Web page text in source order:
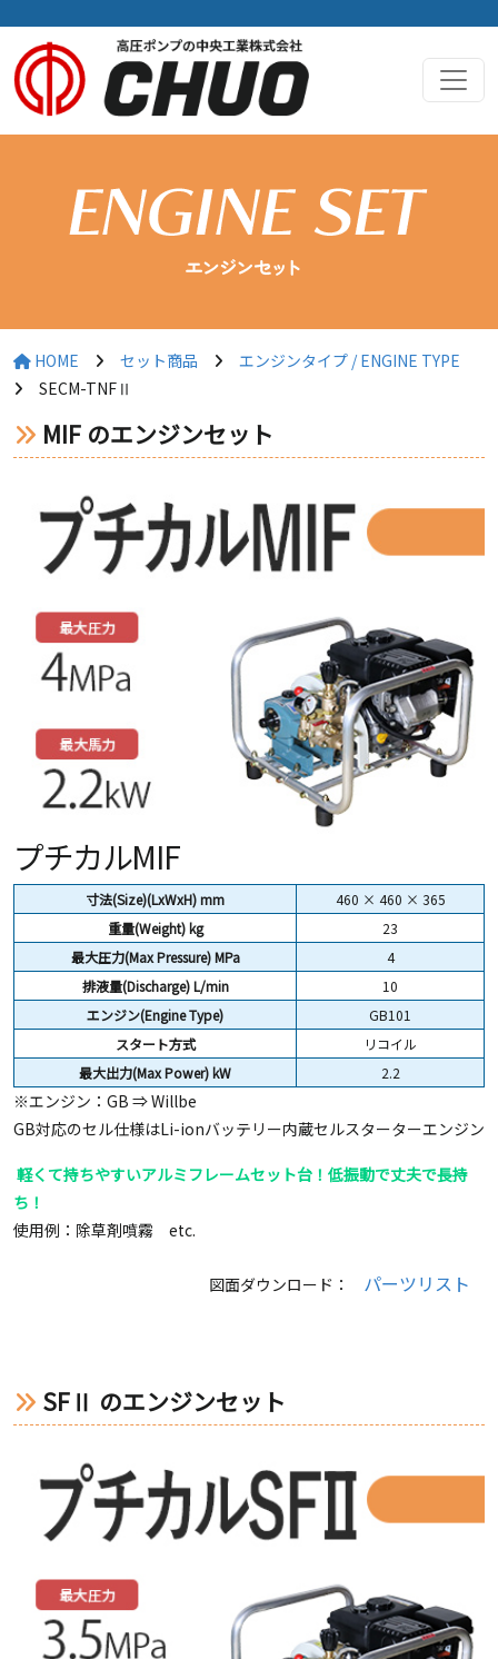
HOME セット商品
エンジンタイプ / ENGINE TYPE
SECM-TNFⅡ
MIF のエンジンセット
プチカルMIF
寸法(Size)(LxWxH) mm
460 × 460 × 365
重量(Weight)kg
23
最大圧力(Max Pressure) MPa
4
排液量(Discharge) L/min
10
エンジン(Engine Type)
GB101
スタート方式
リコイル
最大出力(Max Power) kW
2.2
※エンジン：GB ⇒ Willbe
GB対応のセル仕様はLi-ionバッテリー内蔵セルスターターエンジン
軽くて持ちやすいアルミフレームセット台！低振動で丈夫で長持
ち！
使用例：除草剤噴霧 etc.
図面ダウンロード： パーツリスト
SFⅡ のエンジンセット